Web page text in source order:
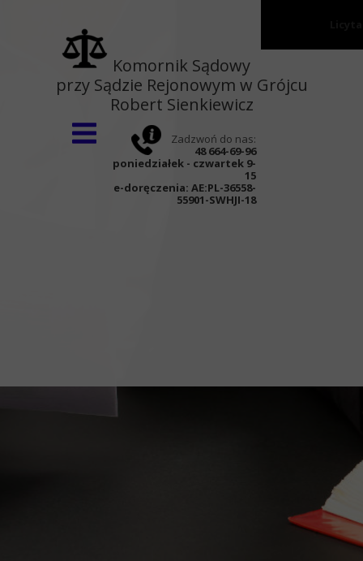
Komornik Sądowy
przy Sądzie Rejonowym w Grójcu
Robert Sienkiewicz
Strona główna
O kancelarii
Zadzwoń do nas:
48 664-69-96
poniedziałek - czwartek 9-
15
e-doręczenia: AE:PL-36558-
55901-SWHJI-18